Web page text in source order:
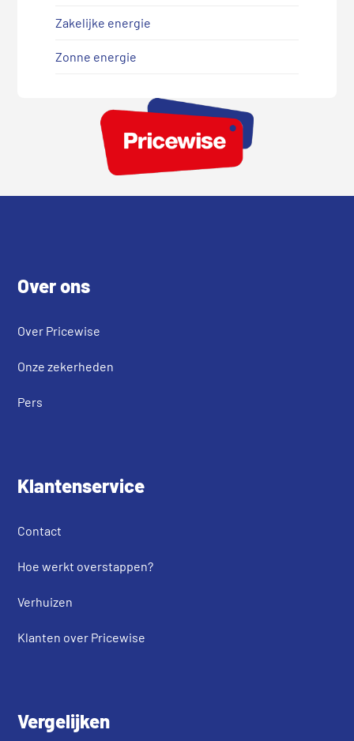
Zakelijke energie
Zonne energie
Over ons
Over Pricewise
Onze zekerheden
Pers
Klantenservice
Contact
Hoe werkt overstappen?
Verhuizen
Klanten over Pricewise
Vergelijken